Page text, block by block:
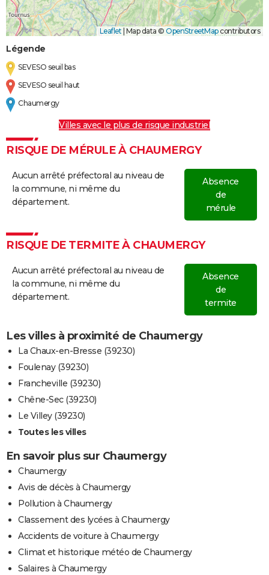
Leaflet Map data © OpenStreetMapcontributors
Légende
SEVESO seuil bas
SEVESO seuil haut
Chaumergy
Villes avec le plus de risque industriel
RISQUE DE MÉRULE À CHAUMERGY
Aucun arrêté préfectoral au niveau de
la commune, ni même du
département.
Absence
de
mérule
RISQUE DE TERMITE À CHAUMERGY
Aucun arrêté préfectoral au niveau de
la commune, ni même du
département.
Absence
de
termite
Les villes à proximité de Chaumergy
La Chaux-en-Bresse (39230)
Foulenay (39230)
Francheville (39230)
Chêne-Sec (39230)
Le Villey (39230)
Toutes les villes
En savoir plus sur Chaumergy
Chaumergy
Avis de décès à Chaumergy
Pollution à Chaumergy
Classement des lycées à Chaumergy
Accidents de voiture à Chaumergy
Climat et historique météo de Chaumergy
Salaires à Chaumergy